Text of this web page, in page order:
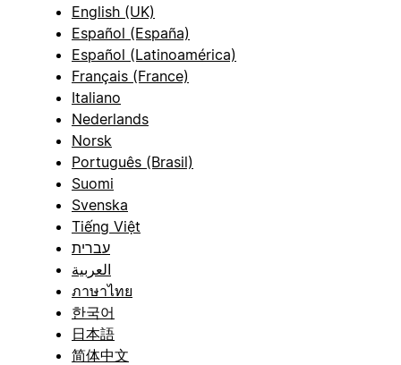
English (UK)
Español (España)
Español (Latinoamérica)
Français (France)
Italiano
Nederlands
Norsk
Português (Brasil)
Suomi
Svenska
Tiếng Việt
עברית
العربية
ภาษาไทย
한국어
日本語
简体中文